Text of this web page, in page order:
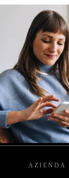
AZIENDA